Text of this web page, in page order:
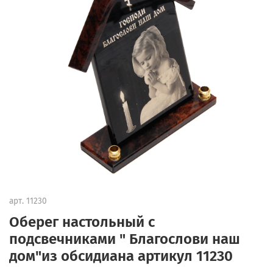
арт. 11230
Оберег настольный с
подсвечниками " Благослови наш
дом"из обсидиана артикул 11230